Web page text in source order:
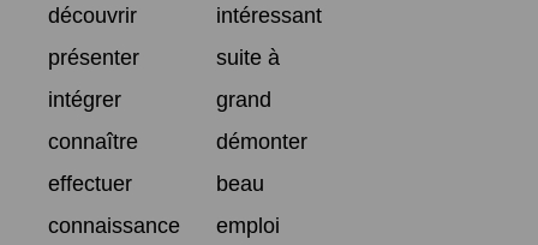
découvrir
intéressant
présenter
suite à
intégrer
grand
connaître
démonter
effectuer
beau
connaissance
emploi